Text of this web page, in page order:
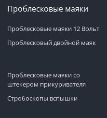
Проблесковые маяки
Проблесковые маяки 12 Вольт
Проблесковый двойной маяк
Проблесковые маяки со
штекером прикуривателя
Стробоскопы вспышки